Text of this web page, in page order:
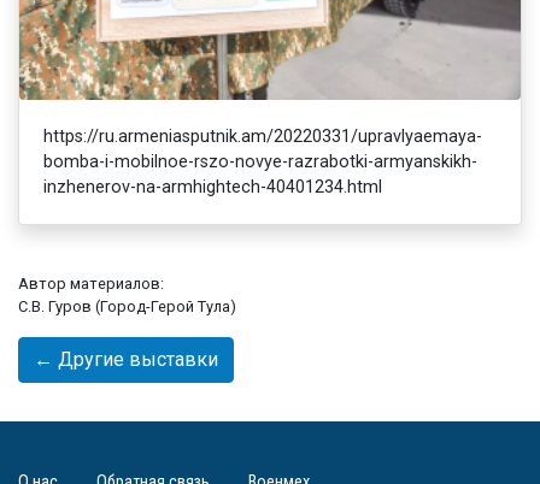
https://ru.armeniasputnik.am/20220331/upravlyaemaya-
bomba-i-mobilnoe-rszo-novye-razrabotki-armyanskikh-
inzhenerov-na-armhightech-40401234.html
Автор материалов:
С.В. Гуров (Город-Герой Тула)
← Другие выставки